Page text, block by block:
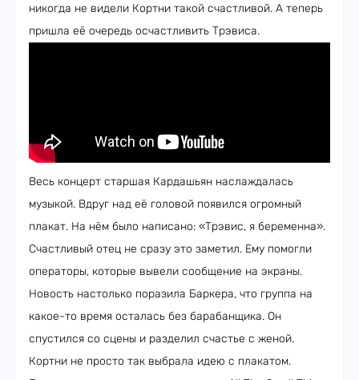
никогда не видели Кортни такой счастливой. А теперь
пришла её очередь осчастливить Трэвиса.
Весь концерт старшая Кардашьян наслаждалась
музыкой. Вдруг над её головой появился огромный
плакат. На нём было написано: «Трэвис, я беременна».
Счастливый отец не сразу это заметил. Ему помогли
операторы, которые вывели сообщение на экраны.
Новость настолько поразила Баркера, что группа на
какое-то время осталась без барабанщика. Он
спустился со сцены и разделил счастье с женой.
Кортни не просто так выбрала идею с плакатом.